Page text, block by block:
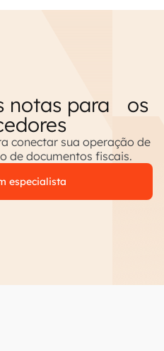
notas para os
conectar sua operação de
de documentos fiscais.
especialista